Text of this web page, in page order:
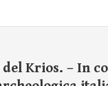
Krios. – In